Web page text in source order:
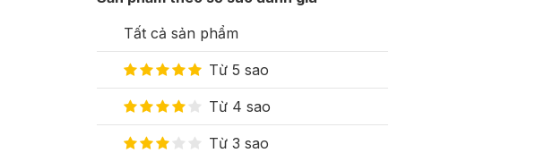
Tất cả sản phẩm
Từ 5 sao
Từ 4 sao
Từ 3 sao